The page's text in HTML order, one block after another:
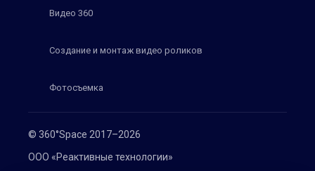
© 360°Space 2017–2026
ООО «Реактивные технологии»
Видео 360
Создание и монтаж видео роликов
Фотосъемка